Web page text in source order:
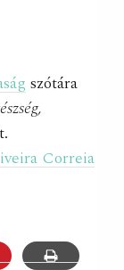
szótára
Correia